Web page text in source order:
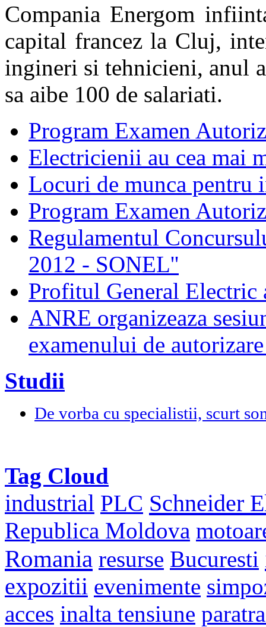
Compania Energom
capital francez la Cluj,
ingineri si tehnicieni, anul
sa aibe 100 de salariati.
Program Examen
Electricienii au cea mai
Locuri de munca pentru
Program Examen
Regulamentul
2012 - SONEL''
Profitul General Electric
ANRE organizeaza
examenului de
Studii
De vorba cu specialistii, scurt
Tag Cloud
industrial PLC Schneider
Republica Moldova
Romania resurse Bucuresti
expozitii evenimente
acces inalta tensiune